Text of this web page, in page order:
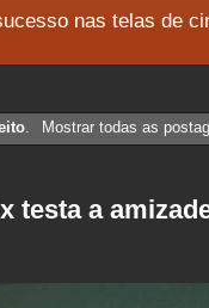
nas telas de
. Mostrar todas as
testa a